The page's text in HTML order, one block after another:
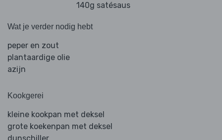
140g satésaus
Wat je verder nodig hebt
peper en zout
plantaardige olie
azijn
Kookgerei
kleine kookpan met deksel
grote koekenpan met deksel